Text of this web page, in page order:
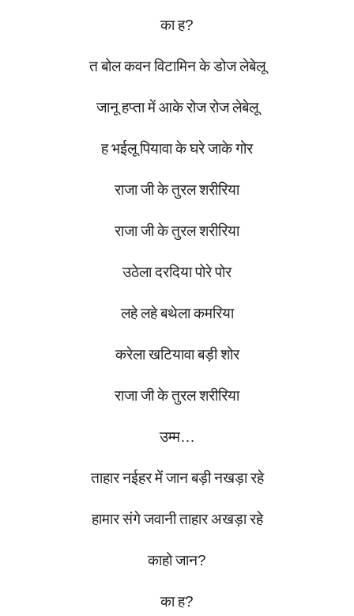
काह?
तबोलकवनविटामिनकेडोजलेबेलू
जानूहप्तामें आकेरोजरोजलेबेलू
हभईलूपियावाकेघरेजाकेगोर
राजाजीकेतुरलशरीरिया
राजाजीकेतुरलशरीरिया
उठेलादरदियापोरेपोर
लहेलहेबथेलाकमरिया
करेलाखटियावाबड़ीशोर
राजाजीकेतुरलशरीरिया
उम्म…
ताहारनईहरमेंजानबड़ीनखड़ारहे
हामारसंगेजवानीताहार अखड़ारहे
काहोजान?
काह?